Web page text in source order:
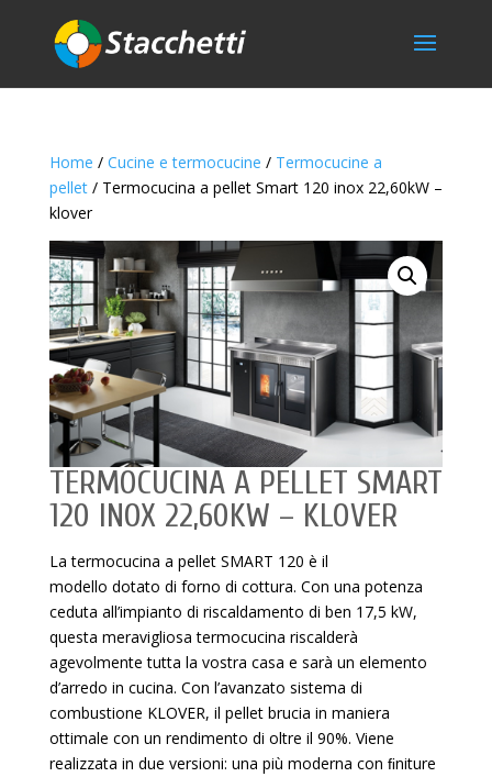
Home / Cucine e termocucine / Termocucine a
pellet/ Termocucina a pellet Smart 120 inox 22,60kW –
klover
TERMOCUCINA A PELLET SMART
120 INOX 22,60KW – KLOVER
La termocucina a pellet SMART 120 è il
modello dotato di forno di cottura. Con una potenza
ceduta all’impianto di riscaldamento di ben 17,5 kW,
questa meravigliosa termocucina riscalderà
agevolmente tutta la vostra casa e sarà un elemento
d’arredo in cucina. Con l’avanzato sistema di
combustione KLOVER, il pellet brucia in maniera
ottimale con un rendimento di oltre il 90%. Viene
realizzata in due versioni: una più moderna con ﬁniture